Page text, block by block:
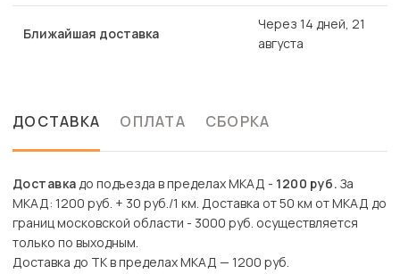
Ближайшая доставка
Через 14 дней, 21
августа
ДОСТАВКА ОПЛАТА СБОРКА
Доставкадо подъезда в пределах МКАД - 1200 руб. За
МКАД: 1200 руб. + 30 руб./1 км. Доставка от 50 км от МКАД до
границ московской области - 3000 руб. осуществляется
только по выходным.
Доставка до ТК в пределах МКАД — 1200 руб.